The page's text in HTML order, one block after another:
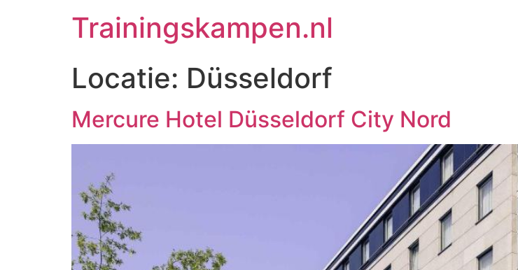
Trainingskampen.nl
Locatie: Düsseldorf
Mercure Hotel Düsseldorf City Nord